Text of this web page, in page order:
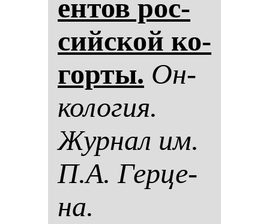
ен­тов рос­
сий­ской ко­
гор­ты. Он­
ко­ло­гия.
Жур­нал им.
П.А. Гер­це­
на.